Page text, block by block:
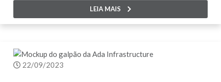
LEIA MAIS
22/09/2023